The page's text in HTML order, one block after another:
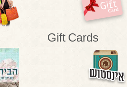
Gift Cards